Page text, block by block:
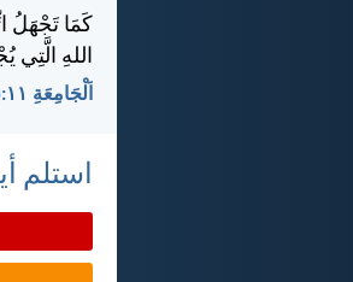
كَمَا تَجْهَلُ
اللهِ الَّتِي
اَلْجَامِعَةِ ١١:‏٥
استلم